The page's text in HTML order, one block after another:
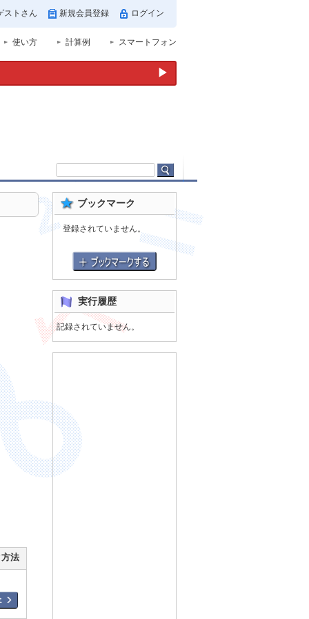
ストさん 新規会員登録 ログイン
使い方 計算例 スマートフォン
▶
法
ブックマーク
登録されていません。
実行履歴
記録されていません。